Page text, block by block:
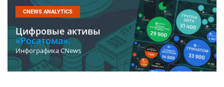
CNEWS ANALYTICS
Цифровые активы
«Росатома».
Инфографика CNews